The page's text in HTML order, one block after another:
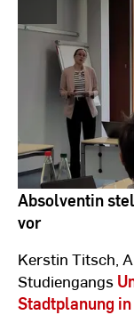
Absolventin
vor
Kerstin Titsch,
Studiengangs
Stadtplanung